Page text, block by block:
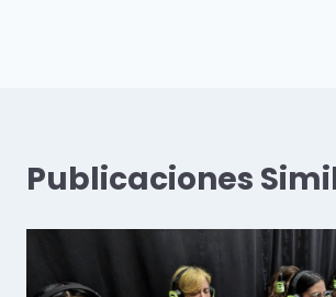
Publicaciones